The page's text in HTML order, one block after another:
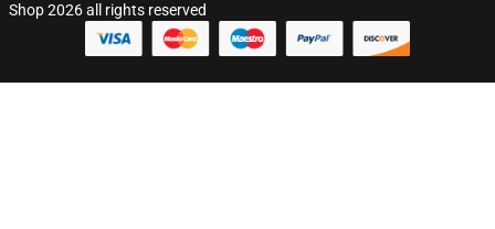
Shop 2026 all rights reserved